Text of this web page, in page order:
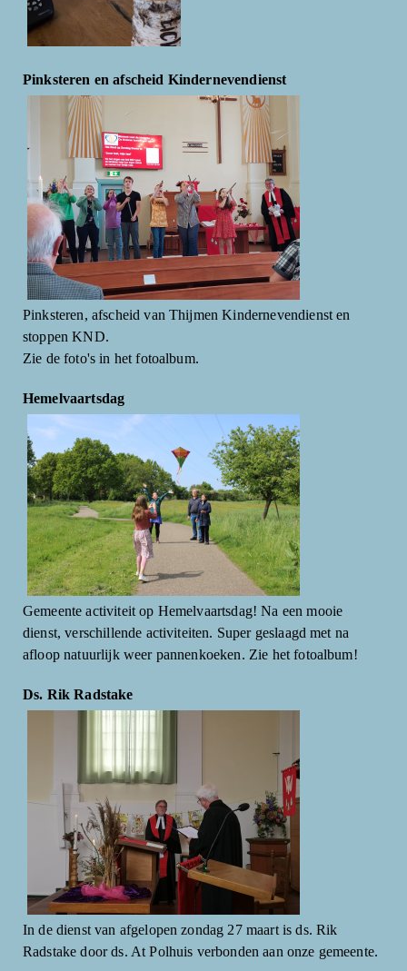
Pinksteren en afscheid Kindernevendienst
Pinksteren, afscheid van Thijmen Kindernevendienst en
stoppen KND.
Zie de foto's in het fotoalbum.
Hemelvaartsdag
Gemeente activiteit op Hemelvaartsdag! Na een mooie
dienst, verschillende activiteiten. Super geslaagd met na
afloop natuurlijk weer pannenkoeken. Zie het fotoalbum!
Ds. Rik Radstake
In de dienst van afgelopen zondag 27 maart is ds. Rik
Radstake door ds. At Polhuis verbonden aan onze gemeente.